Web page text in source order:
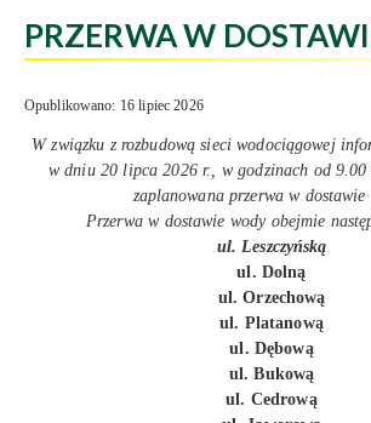
PRZERWA W
Opublikowano: 16 lipiec 2026
W związku z rozbudową sieci wodociągowej
w dniu 20 lipca 2026 r., w godzinach od
zaplanowana przerwa w dostawie
Przerwa w dostawie wody obejmie
ul. Leszczyńską
ul. Dolną
ul. Orzechową
ul. Platanową
ul. Dębową
ul. Bukową
ul. Cedrową